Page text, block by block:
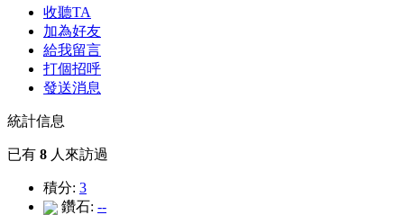
收聽TA
加為好友
給我留言
打個招呼
發送消息
統計信息
已有 8 人來訪過
積分: 3
鑽石: --